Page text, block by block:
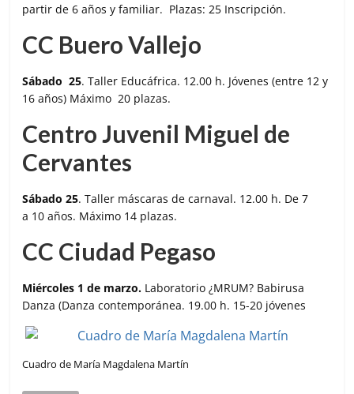
partir de 6 años y familiar. Plazas: 25 Inscripción.
CC Buero Vallejo
Sábado 25. Taller Educáfrica. 12.00 h. Jóvenes (entre 12 y
16 años) Máximo 20 plazas.
Centro Juvenil Miguel de
Cervantes
Sábado 25. Taller máscaras de carnaval. 12.00 h. De 7
a 10 años. Máximo 14 plazas.
CC Ciudad Pegaso
Miércoles 1 de marzo. Laboratorio ¿MRUM? Babirusa
Danza (Danza contemporánea. 19.00 h. 15-20 jóvenes
Cuadro de María Magdalena Martín